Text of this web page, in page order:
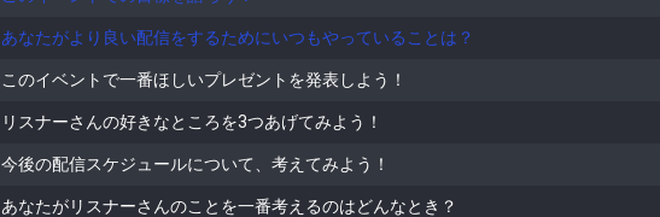
あなたがより良い配信をするためにいつもやっていることは？
このイベントで一番ほしいプレゼントを発表しよう！
リスナーさんの好きなところを3つあげてみよう！
今後の配信スケジュールについて、考えてみよう！
あなたがリスナーさんのことを一番考えるのはどんなとき？